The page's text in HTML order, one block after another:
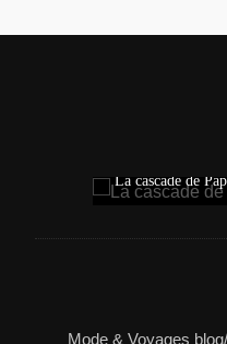
La cascade de
Mode & Voyages